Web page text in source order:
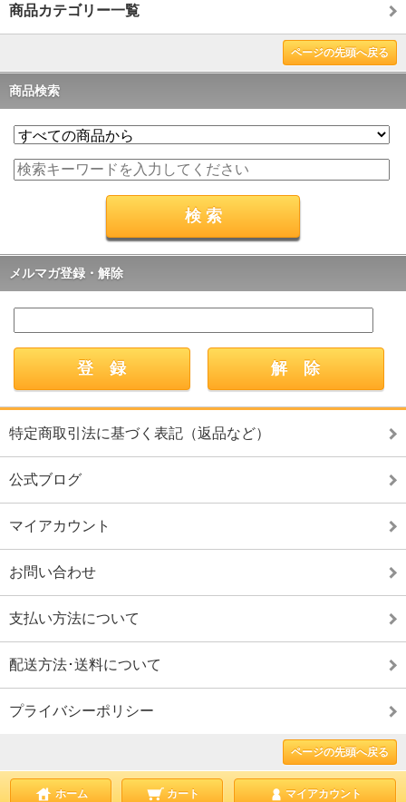
商品カテゴリー一覧
ページの先頭へ戻る
商品検索
メルマガ登録・解除
特定商取引法に基づく表記（返品など）
公式ブログ
マイアカウント
お問い合わせ
支払い方法について
配送方法･送料について
プライバシーポリシー
ページの先頭へ戻る
ホーム カート マイアカウント